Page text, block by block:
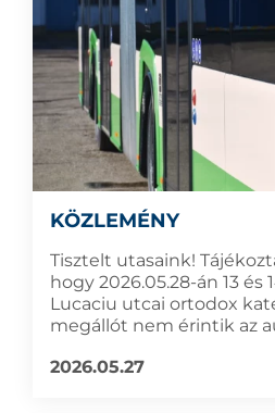
KÖZLEMÉNY
Tisztelt utasaink!
hogy 2026.05.28-án 13 és
Lucaciu utcai ortodox
megállót nem érintik az
2026.05.27